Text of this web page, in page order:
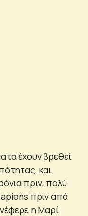
έχουν βρεθεί
και
πριν, πολύ
πριν από
η Μαρί